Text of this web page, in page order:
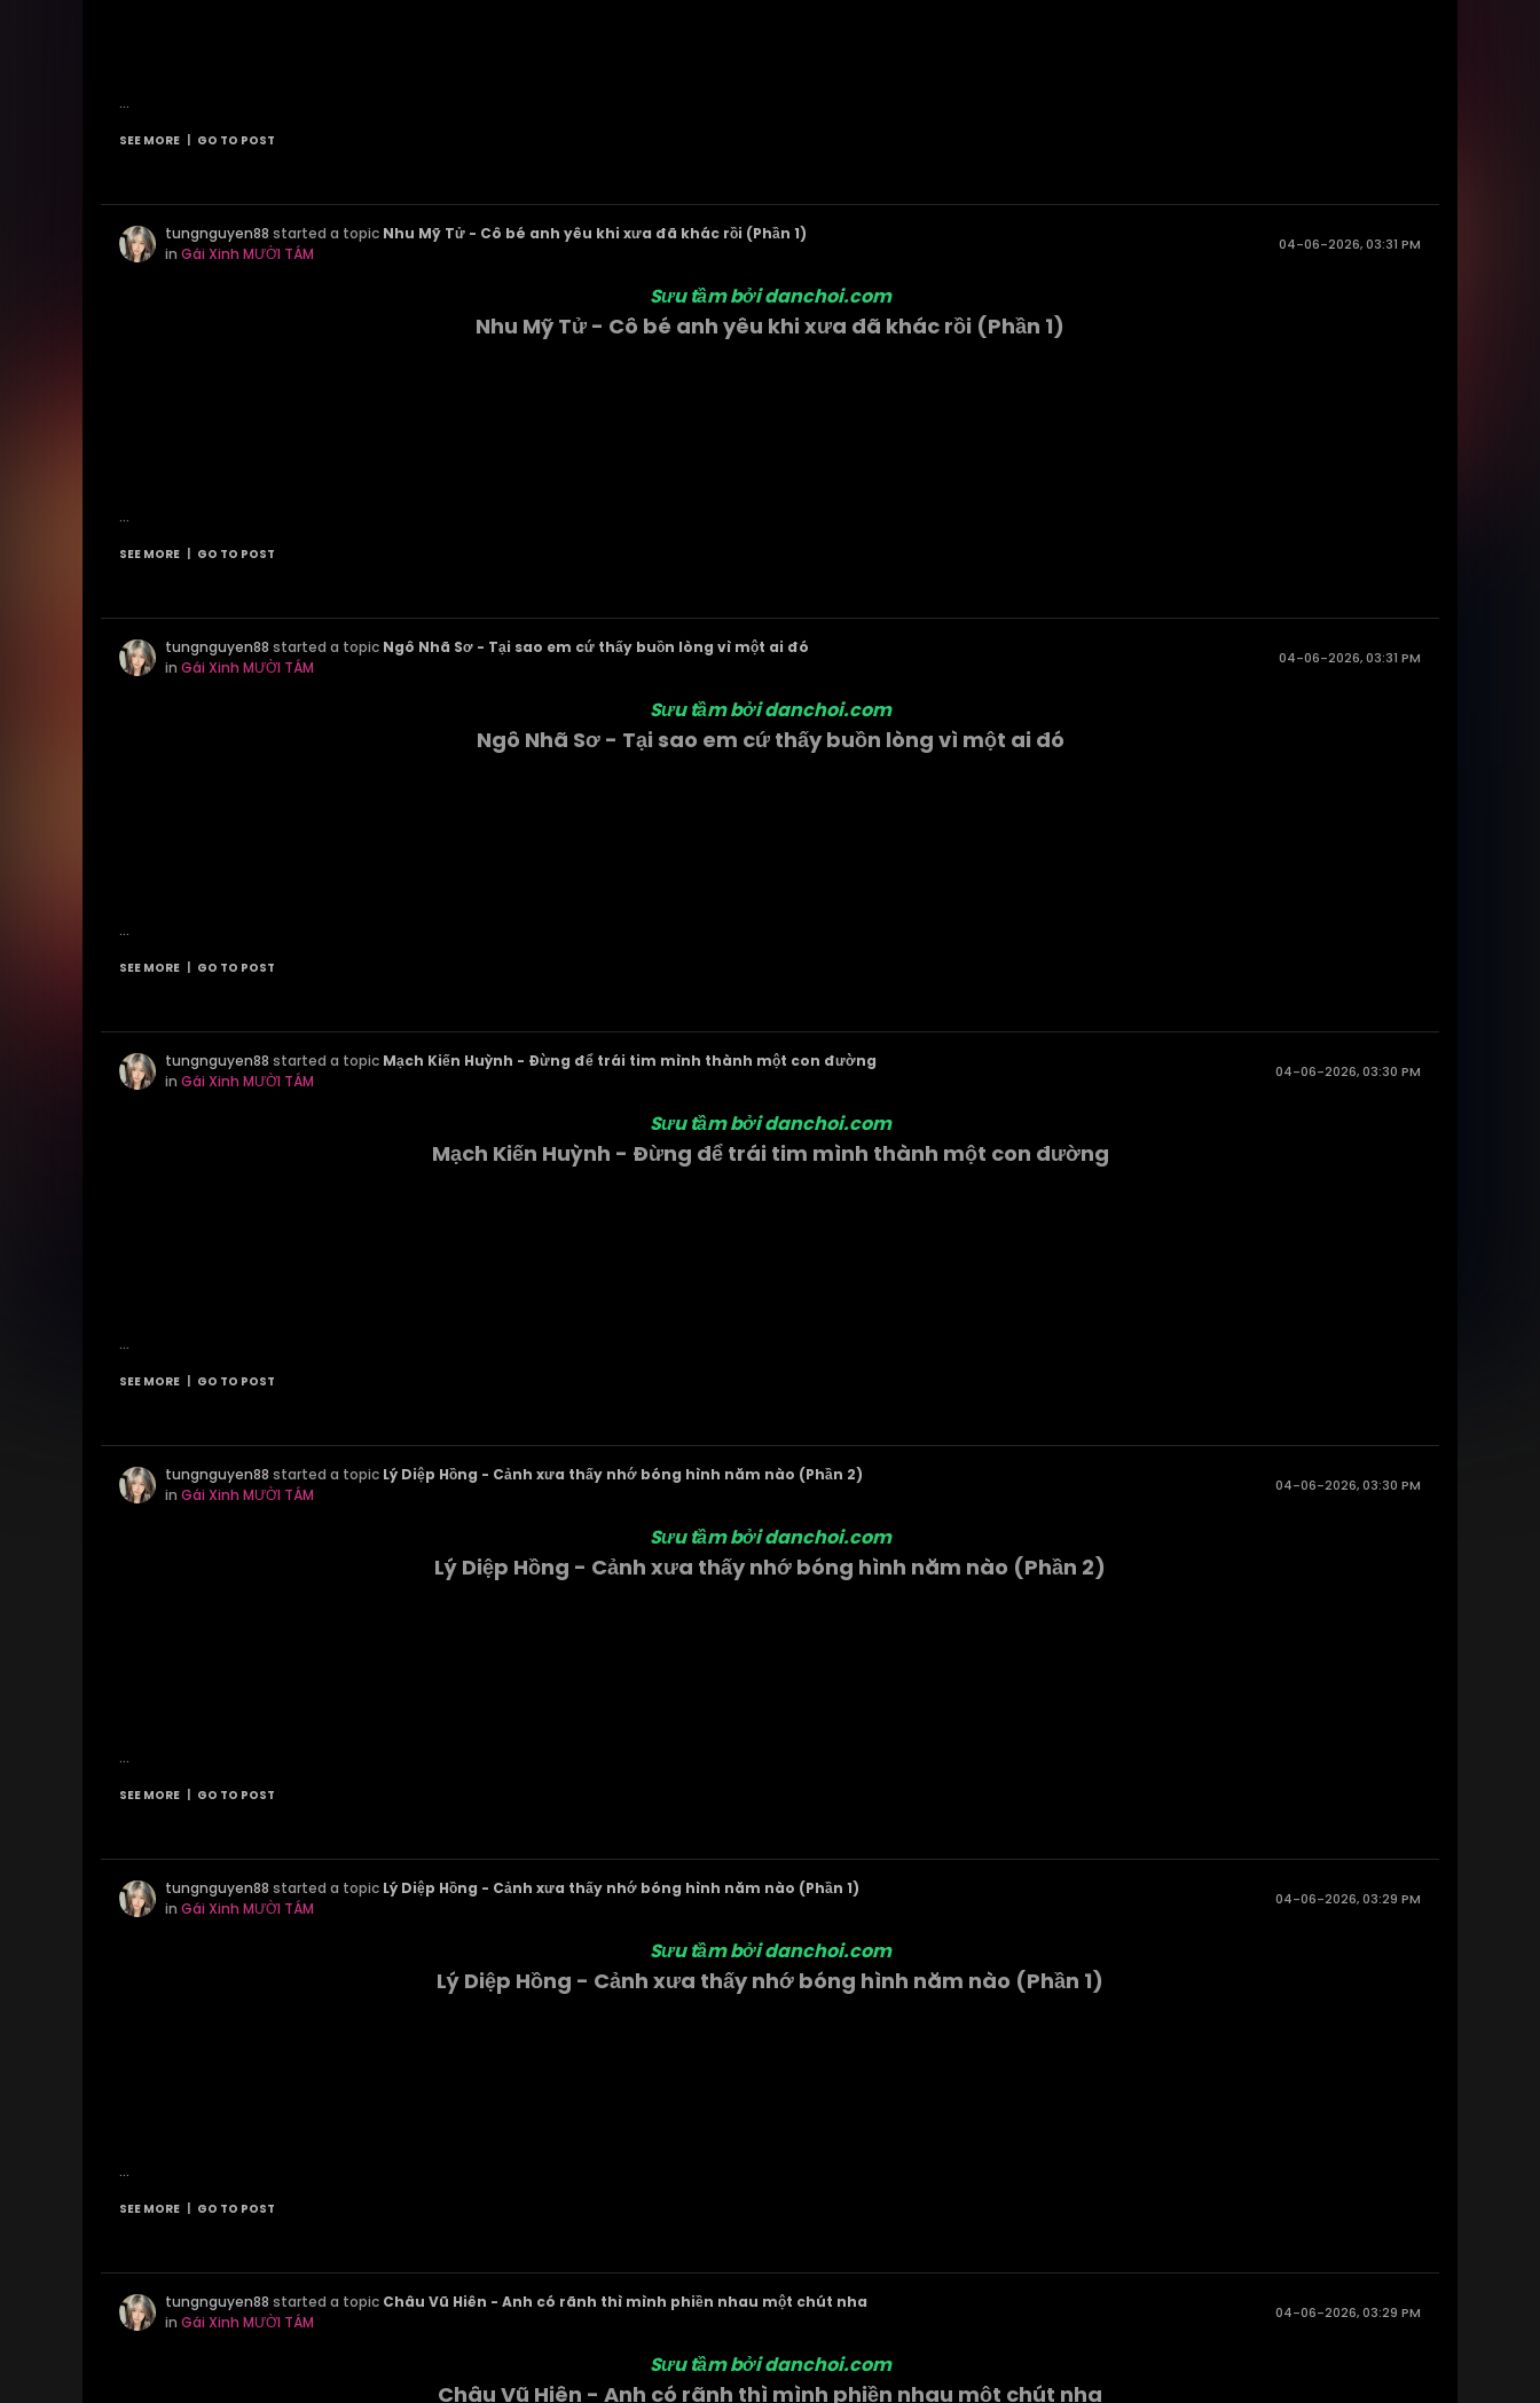
...
SEE MORE GO TO POST
tungnguyen88 started a topic Nhu Mỹ Tử - Cô bé anh yêu khi xưa đã khác rồi (Phần 1)
in Gái Xinh MƯỜI TÁM 04-06-2026, 03:31 PM
Sưu tầm bởi danchoi.com
Nhu Mỹ Tử - Cô bé anh yêu khi xưa đã khác rồi (Phần 1)
...
SEE MORE GO TO POST
tungnguyen88 started a topic Ngô Nhã Sơ - Tại sao em cứ thấy buồn lòng vì một ai đó
in Gái Xinh MƯỜI TÁM 04-06-2026, 03:31 PM
Sưu tầm bởi danchoi.com
Ngô Nhã Sơ - Tại sao em cứ thấy buồn lòng vì một ai đó
...
SEE MORE GO TO POST
tungnguyen88 started a topic Mạch Kiến Huỳnh - Đừng để trái tim mình thành một con đường
in Gái Xinh MƯỜI TÁM 04-06-2026, 03:30 PM
Sưu tầm bởi danchoi.com
Mạch Kiến Huỳnh - Đừng để trái tim mình thành một con đường
...
SEE MORE GO TO POST
tungnguyen88 started a topic Lý Diệp Hồng - Cảnh xưa thấy nhớ bóng hình năm nào (Phần 2)
in Gái Xinh MƯỜI TÁM 04-06-2026, 03:30 PM
Sưu tầm bởi danchoi.com
Lý Diệp Hồng - Cảnh xưa thấy nhớ bóng hình năm nào (Phần 2)
...
SEE MORE GO TO POST
tungnguyen88 started a topic Lý Diệp Hồng - Cảnh xưa thấy nhớ bóng hình năm nào (Phần 1)
in Gái Xinh MƯỜI TÁM 04-06-2026, 03:29 PM
Sưu tầm bởi danchoi.com
Lý Diệp Hồng - Cảnh xưa thấy nhớ bóng hình năm nào (Phần 1)
...
SEE MORE GO TO POST
tungnguyen88 started a topic Châu Vũ Hiên - Anh có rãnh thì mình phiền nhau một chút nha
in Gái Xinh MƯỜI TÁM 04-06-2026, 03:29 PM
Sưu tầm bởi danchoi.com
Châu Vũ Hiên - Anh có rãnh thì mình phiền nhau một chút nha